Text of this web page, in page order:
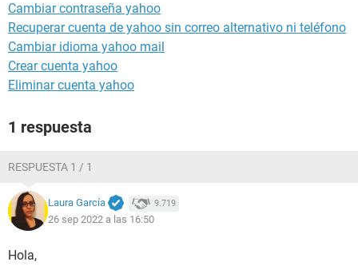
Cambiar contraseña yahoo
Recuperar cuenta de yahoo sin correo alternativo ni teléfono
Cambiar idioma yahoo mail
Crear cuenta yahoo
Eliminar cuenta yahoo
1 respuesta
RESPUESTA 1 / 1
Laura García 9.719
26 sep 2022 a las 16:50
Hola,